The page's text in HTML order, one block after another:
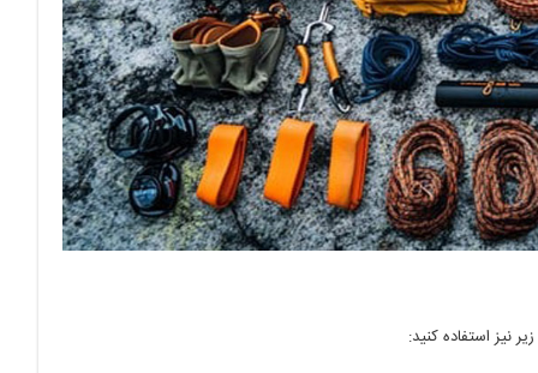
نیز استفاده کنید: